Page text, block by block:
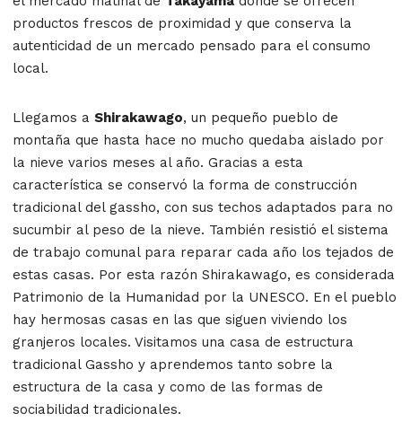
productos frescos de proximidad y que conserva la
autenticidad de un mercado pensado para el consumo
local.
Llegamos a Shirakawago, un pequeño pueblo de
montaña que hasta hace no mucho quedaba aislado por
la nieve varios meses al año. Gracias a esta
característica se conservó la forma de construcción
tradicional del gassho, con sus techos adaptados para no
sucumbir al peso de la nieve. También resistió el sistema
de trabajo comunal para reparar cada año los tejados de
estas casas. Por esta razón Shirakawago, es considerada
Patrimonio de la Humanidad por la UNESCO. En el pueblo
hay hermosas casas en las que siguen viviendo los
granjeros locales. Visitamos una casa de estructura
tradicional Gassho y aprendemos tanto sobre la
estructura de la casa y como de las formas de
sociabilidad tradicionales.